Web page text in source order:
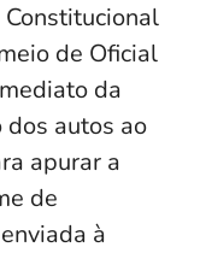
de Oficial
da
dos autos ao
apurar a
de
à